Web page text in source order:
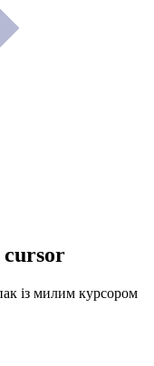
cursor
із милим курсором